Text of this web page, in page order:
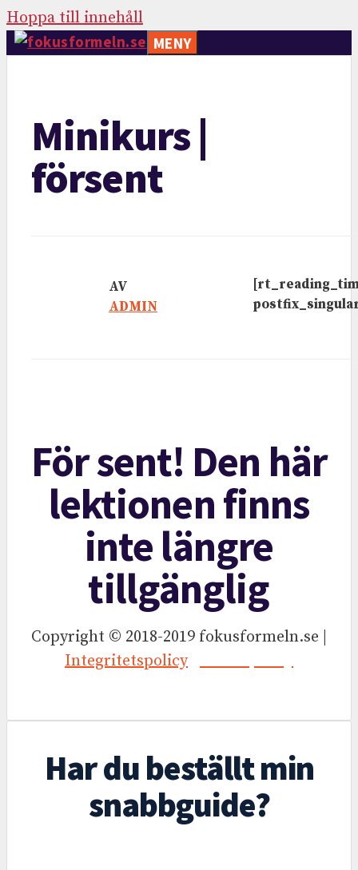
Hoppa till innehåll
MENY
Minikurs |
försent
AV
ADMIN
För sent! Den här
lektionen finns
inte längre
tillgänglig
Copyright © 2018-2019 fokusformeln.se |
Integritetspolicy| Cookiepolicy
Har du beställt min
snabbguide?